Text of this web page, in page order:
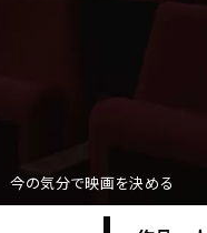
今の気分で映画を決める